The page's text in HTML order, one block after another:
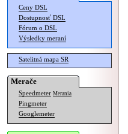
Ceny DSL
Dostupnosť DSL
Fórum o DSL
Výsledky meraní
Satelitná mapa SR
Merače
Speedmeter Merania
Pingmeter
Googlemeter